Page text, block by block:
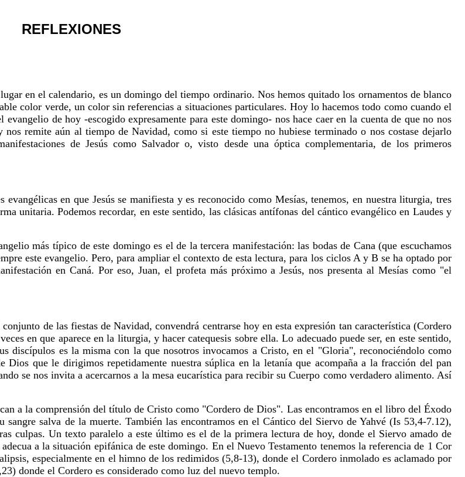
REFLEXIONES
en el calendario, es un domingo del tiempo ordinario. Nos hemos quitado los ornamentos de blanco
color verde, un color sin referencias a situaciones particulares. Hoy lo hacemos todo como cuando el
de hoy -escogido expresamente para este domingo- nos hace caer en la cuenta de que no nos
remite aún al tiempo de Navidad, como si este tiempo no hubiese terminado o nos costase dejarlo
de Jesús como Salvador o, visto desde una óptica complementaria, de los primeros
en que Jesús se manifiesta y es reconocido como Mesías, tenemos, en nuestra liturgia, tres
unitaria. Podemos recordar, en este sentido, las clásicas antífonas del cántico evangélico en Laudes y
más típico de este domingo es el de la tercera manifestación: las bodas de Cana (que escuchamos
este evangelio. Pero, para ampliar el contexto de esta lectura, para los ciclos A y B se ha optado por
en Caná. Por eso, Juan, el profeta más próximo a Jesús, nos presenta al Mesías como "el
de las fiestas de Navidad, convendrá centrarse hoy en esta expresión tan característica (Cordero
en que aparece en la liturgia, y hacer catequesis sobre ella. Lo adecuado puede ser, en este sentido,
discípulos es la misma con la que nosotros invocamos a Cristo, en el "Gloria", reconociéndolo como
que le dirigimos repetidamente nuestra súplica en la letanía que acompaña a la fracción del pan
se nos invita a acercarnos a la mesa eucarística para recibir su Cuerpo como verdadero alimento. Así
a la comprensión del título de Cristo como "Cordero de Dios". Las encontramos en el libro del Éxodo
salva de la muerte. También las encontramos en el Cántico del Siervo de Yahvé (Is 53,4-7.12),
culpas. Un texto paralelo a este último es el de la primera lectura de hoy, donde el Siervo amado de
a la situación epifánica de este domingo. En el Nuevo Testamento tenemos la referencia de 1 Cor
especialmente en el himno de los redimidos (5,8-13), donde el Cordero inmolado es aclamado por
donde el Cordero es considerado como luz del nuevo templo.